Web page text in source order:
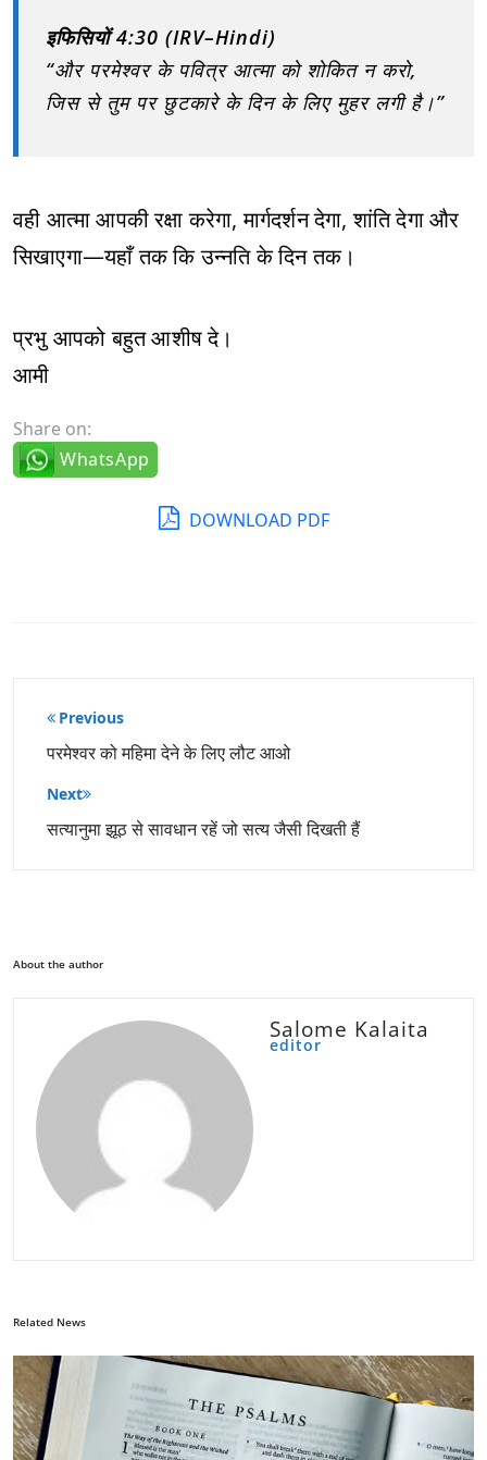
इफिसियों 4:30 (IRV–Hindi)
“और परमेश्वर के पवित्र आत्मा को शोकित न करो,
जिस से तुम पर छुटकारे के दिन के लिए मुहर लगी है।”
वही आत्मा आपकी रक्षा करेगा, मार्गदर्शन देगा, शांति देगा और
सिखाएगा—यहाँ तक कि उन्नति के दिन तक।
प्रभु आपको बहुत आशीष दे।
आमी
Share on:
WhatsApp
DOWNLOAD PDF
पोस्ट
नेविगेशन
Previous
परमेश्वर को महिमा देने के लिए लौट आओ
Next
सत्यानुमा झूठ से सावधान रहें जो सत्य जैसी दिखती हैं
About the author
Salome Kalaita
editor
Related News